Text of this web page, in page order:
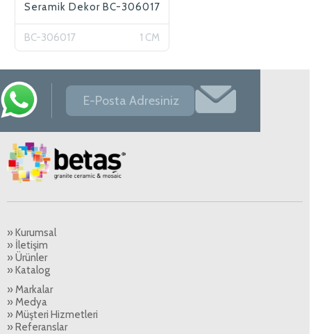
Seramik Dekor BC-306017
BC-306017 1 CM
» Kurumsal
» İletişim
» Ürünler
» Katalog
» Markalar
» Medya
» Müşteri Hizmetleri
» Referanslar